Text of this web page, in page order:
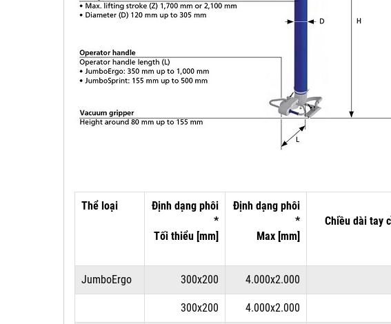
Thể loại
Định dạng phôi
*
Tối thiểu [mm]
Định dạng phôi
*
Max [mm]
Chiều dài tay
JumboErgo 300x200 4.000x2.000
300x200 4.000x2.000